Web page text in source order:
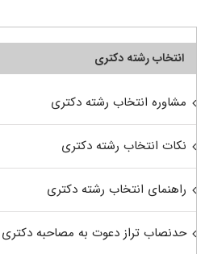
انتخاب رشته دکتری
مشاوره انتخاب رشته دکتری
نکات انتخاب رشته دکتری
راهنمای انتخاب رشته دکتری
حدنصاب تراز دعوت به مصاحبه دکتری